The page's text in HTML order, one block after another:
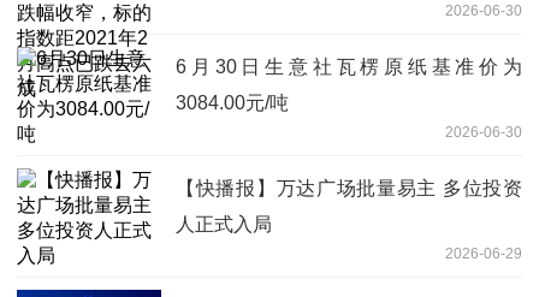
2026-06-30
6月30日生意社瓦楞原纸基准价为
3084.00元/吨
2026-06-30
【快播报】万达广场批量易主 多位投资
人正式入局
2026-06-29